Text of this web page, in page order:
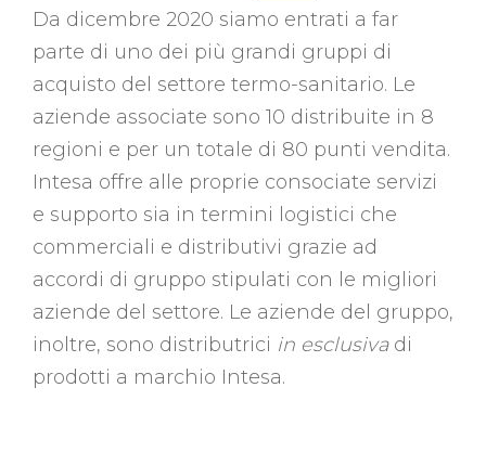
Da dicembre 2020 siamo entrati a far
parte di uno dei più grandi gruppi di
acquisto del settore termo-sanitario. Le
aziende associate sono 10 distribuite in 8
regioni e per un totale di 80 punti vendita.
Intesa offre alle proprie consociate servizi
e supporto sia in termini logistici che
commerciali e distributivi grazie ad
accordi di gruppo stipulati con le migliori
aziende del settore. Le aziende del gruppo,
inoltre, sono distributrici in esclusivadi
prodotti a marchio Intesa.